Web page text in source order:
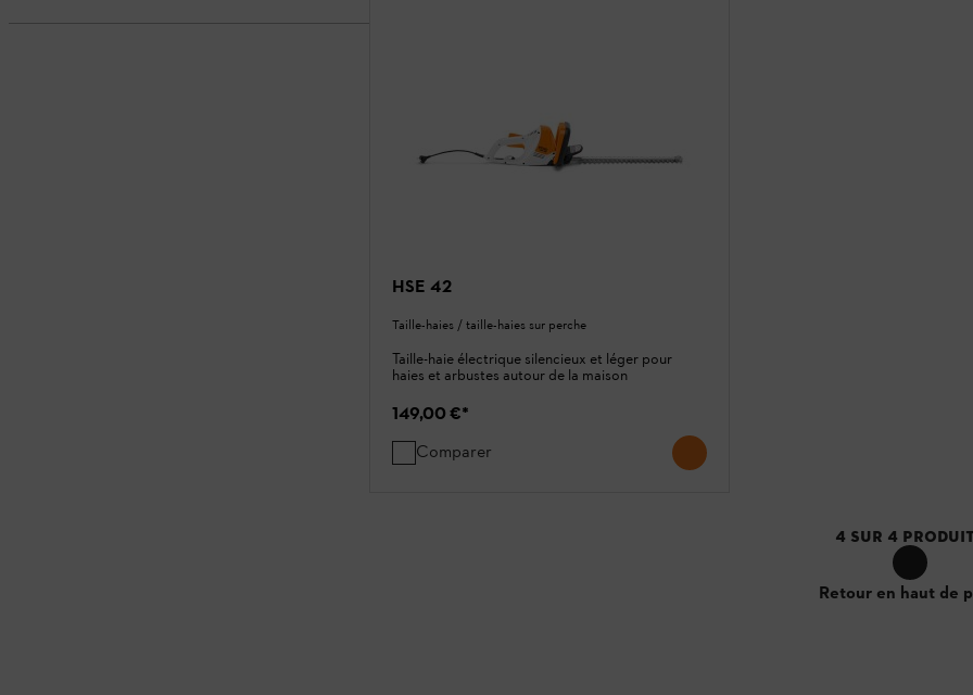
HSE 42
Taille-haies / taille-haies sur perche
Taille-haie électrique silencieux et léger pour
haies et arbustes autour de la maison
149,00 €*
Comparer
4 SUR 4
Retour en haut de